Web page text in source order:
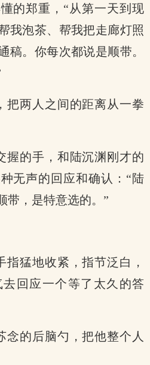
的郑重，“从第一天到现
我泡茶、帮我把走廊灯照
稿。你每次都说是顺带。
把两人之间的距离从一拳
握的手，和陆沉渊刚才的
无声的回应和确认：“陆
带，是特意选的。”
指猛地收紧，指节泛白，
回应一个等了太久的答
念的后脑勺，把他整个人